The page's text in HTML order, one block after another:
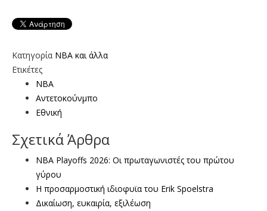
Κατηγορία NBA και άλλα
Ετικέτες
NBA
Αντετοκούνμπο
Εθνική
Σχετικά Άρθρα
NBA Playoffs 2026: Οι πρωταγωνιστές του πρώτου
γύρου
Η προσαρμοστική ιδιοφυϊα του Erik Spoelstra
Δικαίωση, ευκαιρία, εξιλέωση